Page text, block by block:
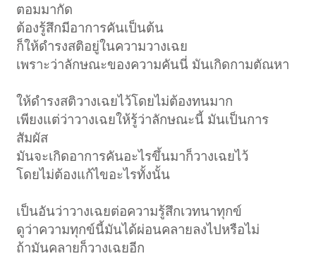
ตอมมากัด
ต้องรู้สึกมีอาการคันเป็นต้น
ก็ให้ดำรงสติอยู่ในความวางเฉย
เพราะว่าลักษณะของความคันนี่ มันเกิดกามตัณหา
ให้ดำรงสติวางเฉยไว้โดยไม่ต้องทนมาก
เพียงแต่ว่าวางเฉยให้รู้ว่าลักษณะนี้ มันเป็นการ
สัมผัส
มันจะเกิดอาการคันอะไรขึ้นมาก็วางเฉยไว้
โดยไม่ต้องแก้ไขอะไรทั้งนั้น
เป็นอันว่าวางเฉยต่อความรู้สึกเวทนาทุกข์
ดูว่าความทุกข์นี้มันได้ผ่อนคลายลงไปหรือไม่
ถ้ามันคลายก็วางเฉยอีก